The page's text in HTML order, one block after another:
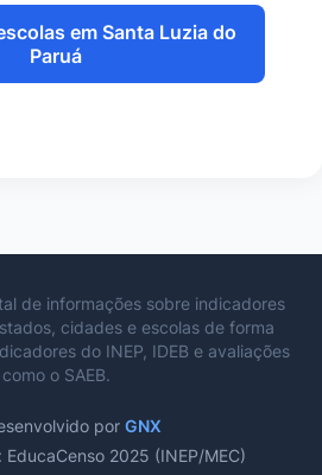
em Santa Luzia do
Paruá
de informações sobre indicadores
cidades e escolas de forma
do INEP, IDEB e avaliações
como o SAEB.
por GNX
EducaCenso 2025 (INEP/MEC)